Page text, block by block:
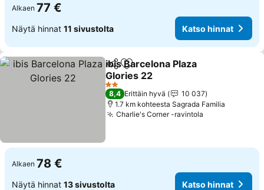
Alkaen 77 €
Näytä hinnat 11 sivustolta Katso hinnat
Jaa Lisää suosikkeihin
ibis Barcelona Plaza
Glories 22
2 Tähtiluokitus
8,4 Erittäin hyvä
10 037
1.7 km kohteesta Sagrada Familia
Charlie's Corner -ravintola
Alkaen 78 €
Näytä hinnat 13 sivustolta Katso hinnat